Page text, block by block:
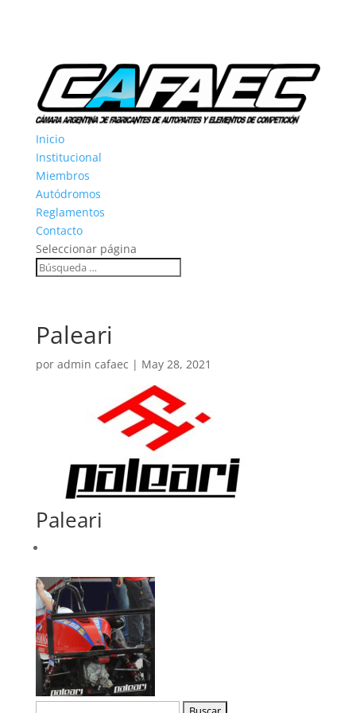
Inicio
Institucional
Miembros
Autódromos
Reglamentos
Contacto
Seleccionar página
Paleari
por admin cafaec | May 28, 2021
Paleari